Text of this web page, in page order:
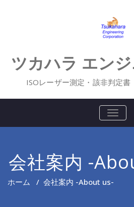
ツカハラ エン
ISOレーザー測定・該非判定書
ナ
ビ
ゲ
ン
切
会社案内 -
ホーム / 会社案内 -About us-